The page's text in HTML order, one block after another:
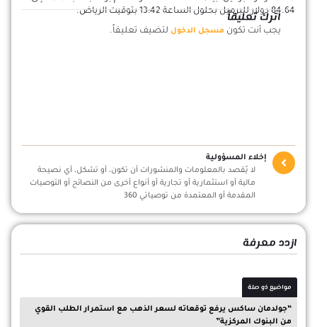
84.64 دولار للبرميل بحلول الساعة 13:42 بتوقيت الرياض.اترك تعليقاً
يجب أنت تكون مسجل الدخول لتضيف تعليقاً.
إخلاء المسؤولية
لا يُقصد بالمعلومات والمنشورات أن تكون، أو تشكل، أي نصيحة
مالية أو استثمارية أو تجارية أو أنواع أخرى من النصائح أو التوصيات
المقدمة أو المعتمدة من توصياتي 360
ازدد معرفة
مواضيع ذو صلة
“جولدمان ساكس يرفع توقعاته لسعر الذهب مع استمرار الطلب القوي
من البنوك المركزية”